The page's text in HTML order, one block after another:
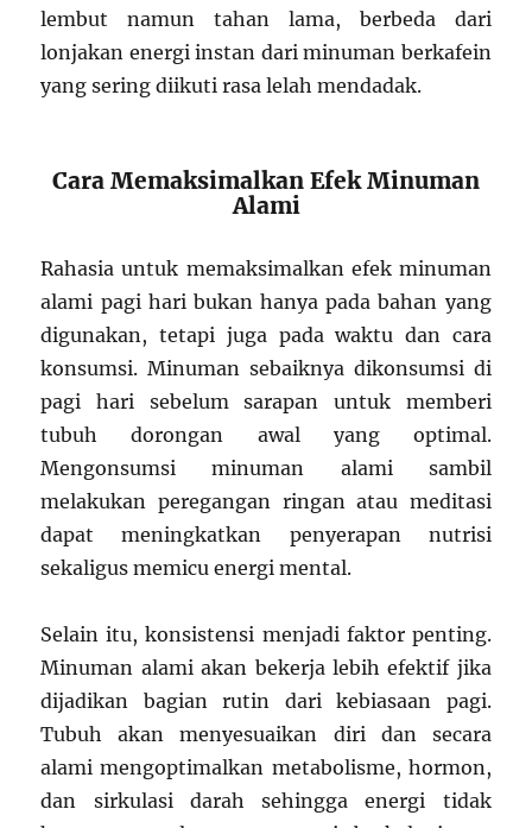
lembut namun tahan lama, berbeda dari
lonjakan energi instan dari minuman berkafein
yang sering diikuti rasa lelah mendadak.
Cara Memaksimalkan Efek Minuman
Alami
Rahasia untuk memaksimalkan efek minuman
alami pagi hari bukan hanya pada bahan yang
digunakan, tetapi juga pada waktu dan cara
konsumsi. Minuman sebaiknya dikonsumsi di
pagi hari sebelum sarapan untuk memberi
tubuh dorongan awal yang optimal.
Mengonsumsi minuman alami sambil
melakukan peregangan ringan atau meditasi
dapat meningkatkan penyerapan nutrisi
sekaligus memicu energi mental.
Selain itu, konsistensi menjadi faktor penting.
Minuman alami akan bekerja lebih efektif jika
dijadikan bagian rutin dari kebiasaan pagi.
Tubuh akan menyesuaikan diri dan secara
alami mengoptimalkan metabolisme, hormon,
dan sirkulasi darah sehingga energi tidak